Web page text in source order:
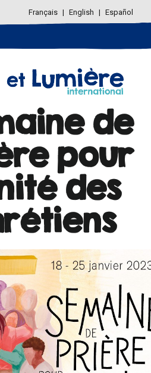
Français English Español
de
pour
des